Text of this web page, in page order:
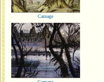
Carnage